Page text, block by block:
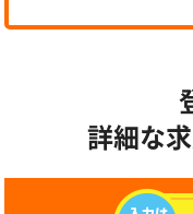
詳細な